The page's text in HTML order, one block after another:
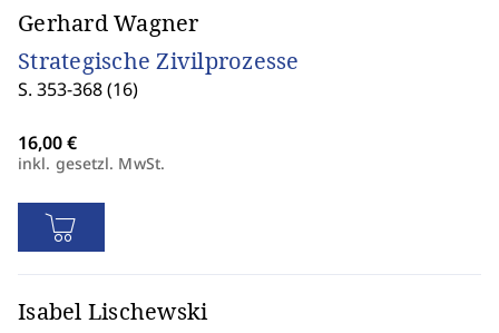
Gerhard Wagner
Strategische Zivilprozesse
S. 353-368 (16)
inkl. gesetzl. MwSt.
Isabel Lischewski